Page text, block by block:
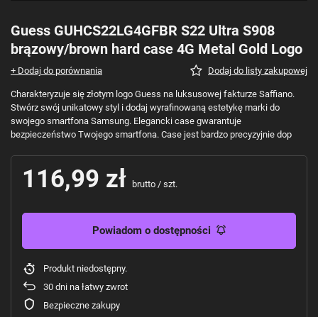
Guess GUHCS22LG4GFBR S22 Ultra S908
brązowy/brown hard case 4G Metal Gold Logo
+ Dodaj do porównania Dodaj do listy zakupowej
Charakteryzuje się złotym logo Guess na luksusowej fakturze Saffiano.
Stwórz swój unikatowy styl i dodaj wyrafinowaną estetykę marki do
swojego smartfona Samsung. Elegancki case gwarantuje
bezpieczeństwo Twojego smartfona. Case jest bardzo precyzyjnie dop
116,99 zł brutto / szt.
Powiadom o dostępności
Produkt niedostępny
30 dni na łatwy zwrot
Bezpieczne zakupy